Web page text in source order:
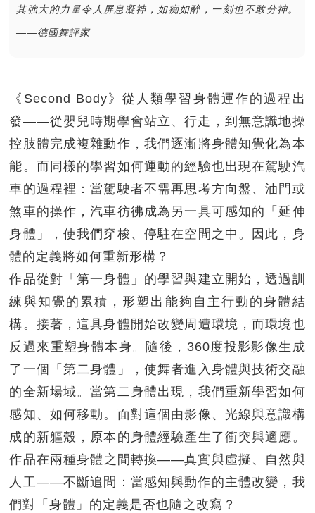
其強大的力量令人屏息凝神，如痴如醉，一刻也不敢分神。
——德國舞評家
《Second Body》從人類學習身體運作的過程出
發——從嬰兒時期學會站立、行走，到無意識地操
控肢體完成複雜動作，我們逐漸將身體知覺化為本
能。而同樣的學習如何運動的經驗也出現在駕駛汽
車的過程裡：當駕駛者不需再思考方向盤、油門或
煞車的操作，汽車彷彿成為另一具可感知的「延伸
身體」，使我們穿梭、停駐在空間之中。因此，身
體的定義將如何重新形構？
作品從對「第一身體」的學習與建立開始，透過訓
練與知覺的累積，形塑出能夠自主行動的身體結
構。接著，這具身體開始改變周遭環境，而環境也
反過來重塑身體本身。隨後，360度投影影像生成
了一個「第二身體」，使舞者進入身體與技術交融
的全新場域。當第二身體出現，我們重新學習如何
感知、如何移動。面對這個由影像、光線與意識構
成的新軀殼，原本的身體經驗產生了衝突與適應。
作品在兩種身體之間轉換——真實與虛擬、自然與
人工——不斷追問：當感知與動作的主體改變，我
們對「身體」的定義是否也隨之改寫？